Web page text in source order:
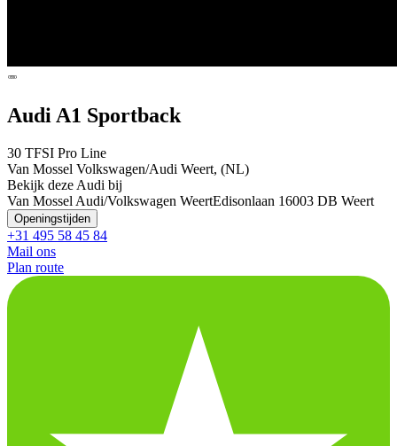
Audi A1 Sportback
30 TFSI Pro Line
Van Mossel Volkswagen/Audi Weert, (NL)
Bekijk deze Audi bij
Van Mossel Audi/Volkswagen WeertEdisonlaan 16003 DB Weert
Openingstijden
+31 495 58 45 84
Mail ons
Plan route